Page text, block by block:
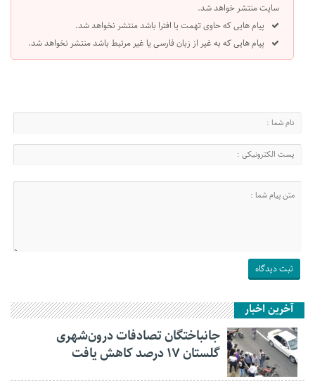
سایت منتشر خواهد شد.
پیام هایی که حاوی تهمت یا افترا باشد منتشر نخواهد شد.
پیام هایی که به غیر از زبان فارسی یا غیر مرتبط باشد منتشر نخواهد شد.
آخرین اخبار
جانباختگان تصادفات درون‌شهری
گلستان ۱۷ درصد کاهش یافت